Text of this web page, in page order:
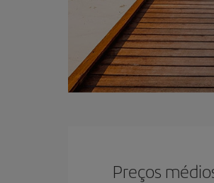
Preços